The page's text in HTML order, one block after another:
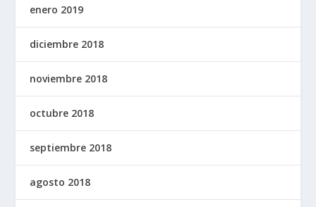
enero 2019
diciembre 2018
noviembre 2018
octubre 2018
septiembre 2018
agosto 2018